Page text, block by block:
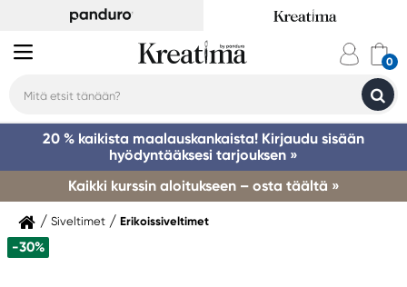
20 % kaikista maalauskankaista! Kirjaudu sisään
hyödyntääksesi tarjouksen »
Kaikki kurssin aloitukseen – osta täältä »
Siveltimet Erikoissiveltimet
-30%